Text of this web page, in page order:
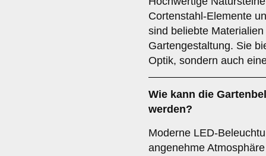
Cortenstahl-Elemente
sind beliebte
Gartengestaltung. Sie
Optik, sondern auch
Wie kann die
werden?
Moderne LED-
angenehme